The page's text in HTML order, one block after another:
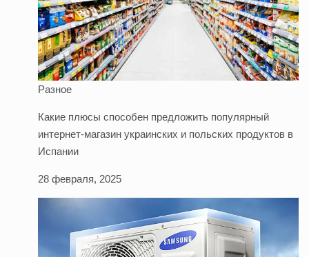
Разное
Какие плюсы способен предложить популярный
интернет-магазин украинских и польских продуктов в
Испании
28 февраля, 2025